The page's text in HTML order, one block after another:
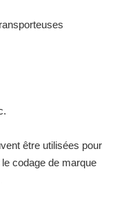
être utilisées pour
codage de marque